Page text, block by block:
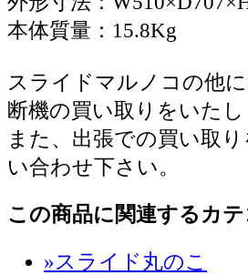
本体質量：15.8Kg
スライドマルノコの他
断機の買い取りをいたし
また、出張での買い取
い合わせ下さい。
この商品に関連するカ
»スライド丸のこ